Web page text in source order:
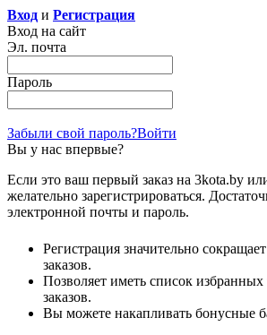
Вход и Регистрация
Вход на сайт
Эл. почта
Пароль
Забыли свой пароль?Войти
Вы у нас впервые?
Если это ваш первый заказ на 3kota.by
желательно зарегистрироваться.
электронной почты и пароль.
Регистрация значительно
заказов.
Позволяет иметь список
заказов.
Вы можете накапливать бонусные